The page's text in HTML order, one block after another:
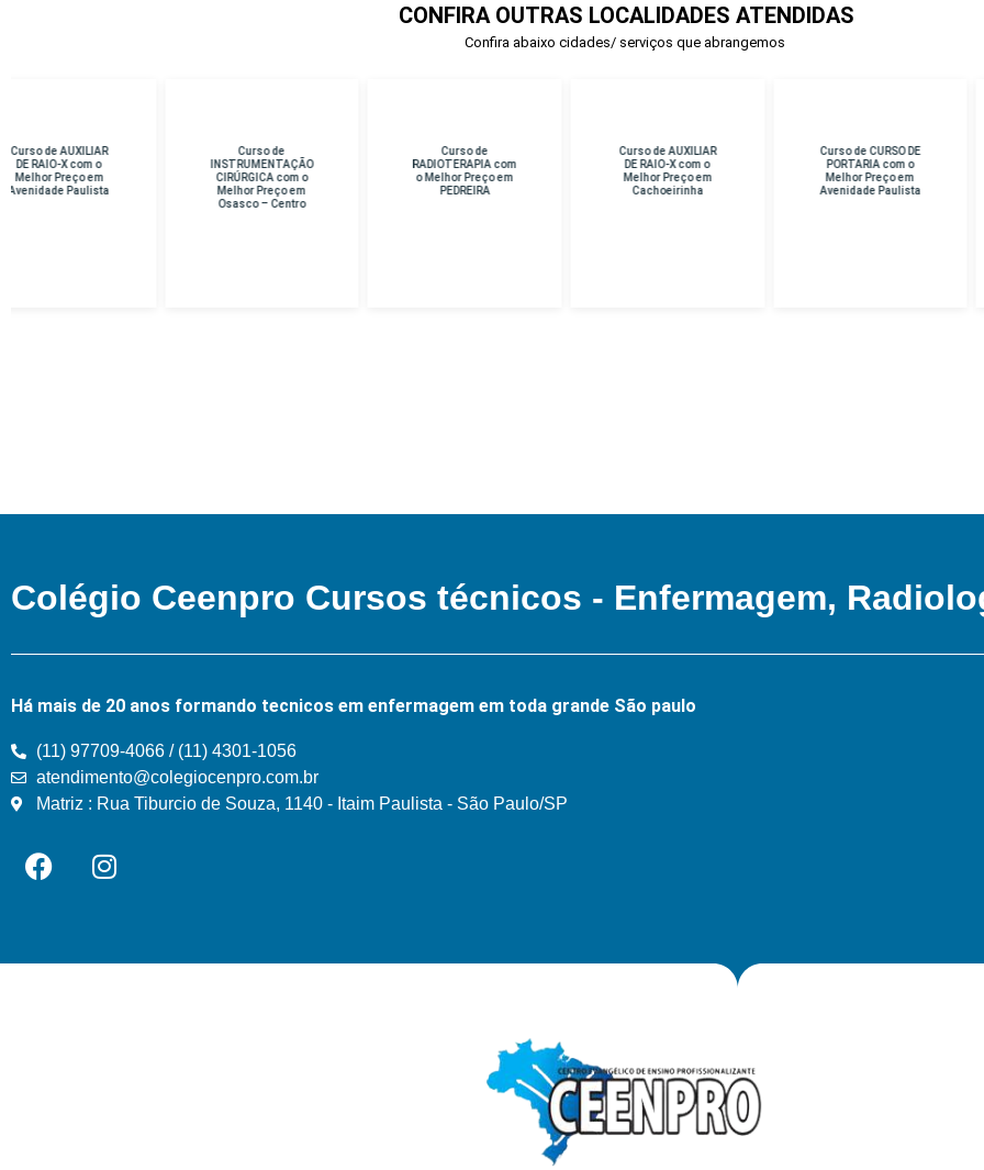
CONFIRA OUTRAS LOCALIDADES ATENDIDAS
Confira abaixo cidades/ serviços que abrangemos
Curso de
INSTRUMENTAÇÃO
CIRÚRGICA com o
Melhor Preço em
RADIOTERAPIA com
o Melhor Preço em
PEDREIRA
Curso de AUXILIAR
DE RAIO-X com o
Melhor Preço em
Cachoeirinha
Curso de CURSO DE
PORTARIA com o
Melhor Preço em
Avenidade Paulista
Curso de PERICIA
CRIMINAL com o
Melhor Preço em
Unidade Hospital
Colégio Ceenpro Cursos técnicos - Enfermagem,
Há mais de 20 anos formando tecnicos em enfermagem em toda grande São paulo
(11) 97709-4066 / (11) 4301-1056
atendimento@colegiocenpro.com.br
Matriz : Rua Tiburcio de Souza, 1140 - Itaim Paulista - São Paulo/SP